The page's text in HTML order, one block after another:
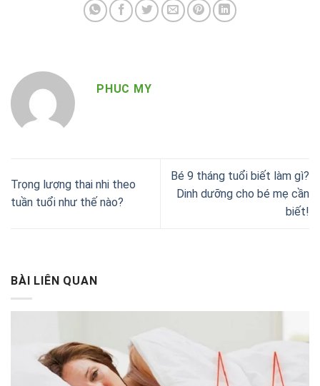
PHUC MY
Trọng lượng thai nhi theo
tuần tuổi như thế nào?
Bé 9 tháng tuổi biết làm gì?
Dinh dưỡng cho bé mẹ cần
biết!
BÀI LIÊN QUAN